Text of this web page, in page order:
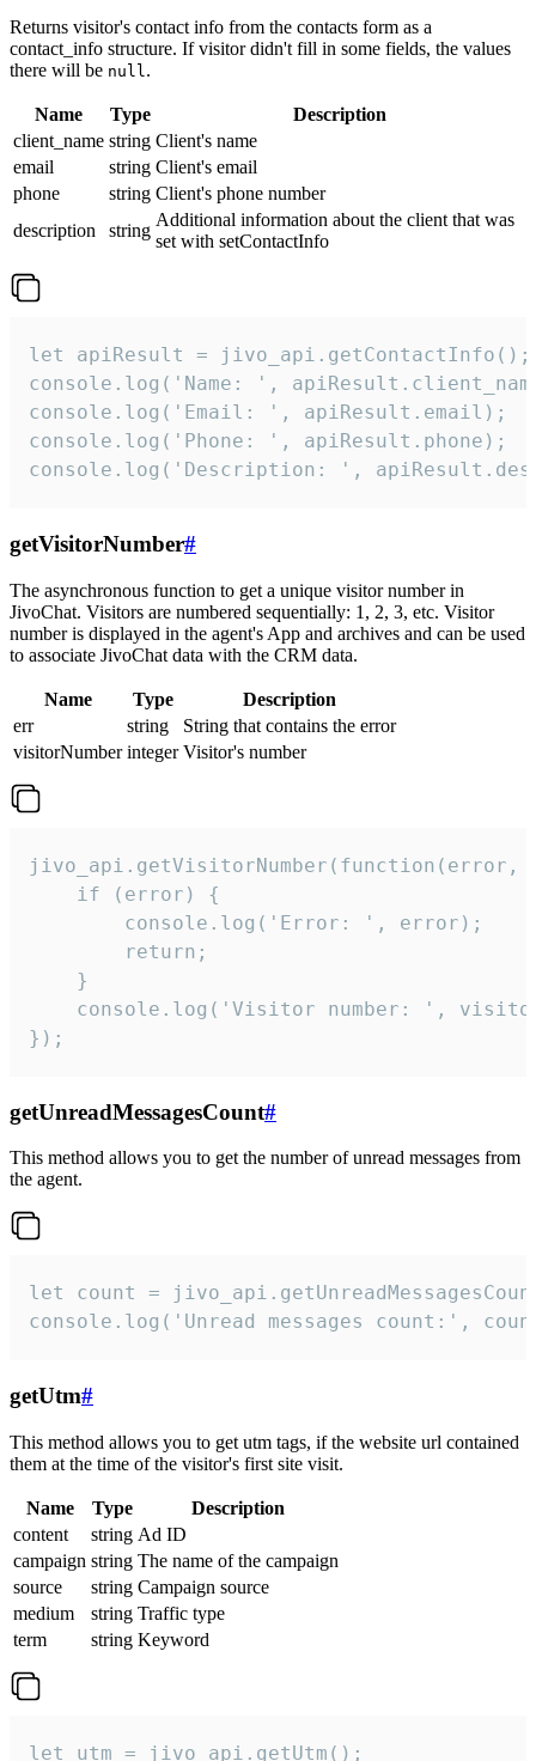
Returns visitor's contact info from the contacts form as a
contact_info structure. If visitor didn't fill in some fields, the values
there will be null.
Name Type
Description
client_name string Client's name
email
string Client's email
phone
string Client's phone number
description
string
Additional information about the client that was
set with setContactInfo
let apiResult = jivo_api.getContactInfo();
console.log('Name: ',
console.log('Email: ', apiResult.email);
console.log('Phone: ', apiResult.phone);
console.log('Description: ',
getVisitorNumber#
The asynchronous function to get a unique visitor number in
JivoChat. Visitors are numbered sequentially: 1, 2, 3, etc. Visitor
number is displayed in the agent's App and archives and can be used
to associate JivoChat data with the CRM data.
Name Type
Description
err
string
String that contains the error
visitorNumber integer Visitor's number
jivo_api.getVisitorNumber(function(error,
    if (error) {
        console.log('Error: ', error);
        return;
    }
console.log('Visitor number: ',
});
getUnreadMessagesCount#
This method allows you to get the number of unread messages from
the agent.
let count =
console.log('Unread messages count:',
getUtm#
This method allows you to get utm tags, if the website url contained
them at the time of the visitor's first site visit.
Name Type
Description
content
string Ad ID
campaign string The name of the campaign
source
string Campaign source
medium
string Traffic type
term
string Keyword
let utm = jivo_api.getUtm();